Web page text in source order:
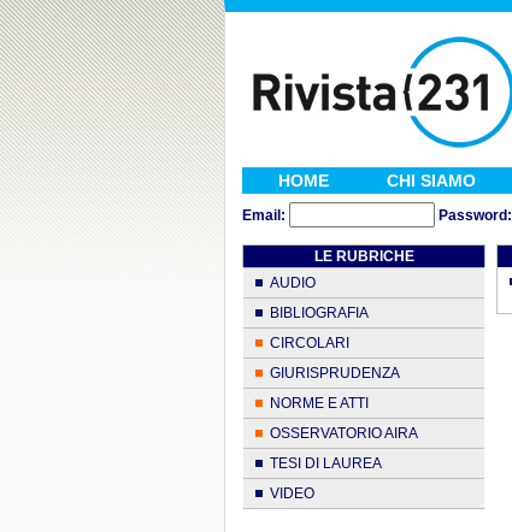
HOME CHI SIAMO
Email: Password:
LE RUBRICHE
AUDIO
BIBLIOGRAFIA
CIRCOLARI
GIURISPRUDENZA
NORME E ATTI
OSSERVATORIO AIRA
TESI DI LAUREA
VIDEO